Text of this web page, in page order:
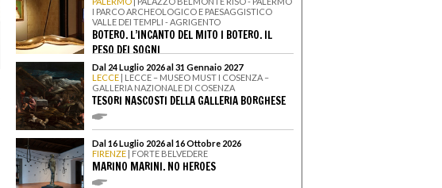
I PARCO ARCHEOLOGICO E PAESAGGISTICO
VALLE DEI TEMPLI - AGRIGENTO
BOTERO. L’INCANTO DEL MITO I BOTERO. IL
PESO DEI SOGNI
Dal 24 Luglio 2026 al 31 Gennaio 2027
LECCE | LECCE – MUSEO MUST I COSENZA –
GALLERIA NAZIONALE DI COSENZA
TESORI NASCOSTI DELLA GALLERIA BORGHESE
Dal 16 Luglio 2026 al 16 Ottobre 2026
FIRENZE | FORTE BELVEDERE
MARINO MARINI. NO HEROES